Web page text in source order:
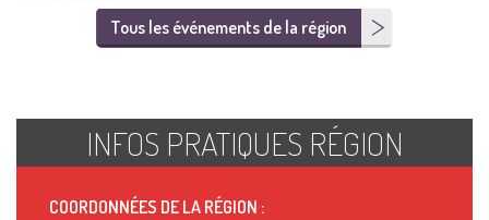
Tous les événements de la région
INFOS PRATIQUES RÉGION
COORDONNÉES DE LA RÉGION :